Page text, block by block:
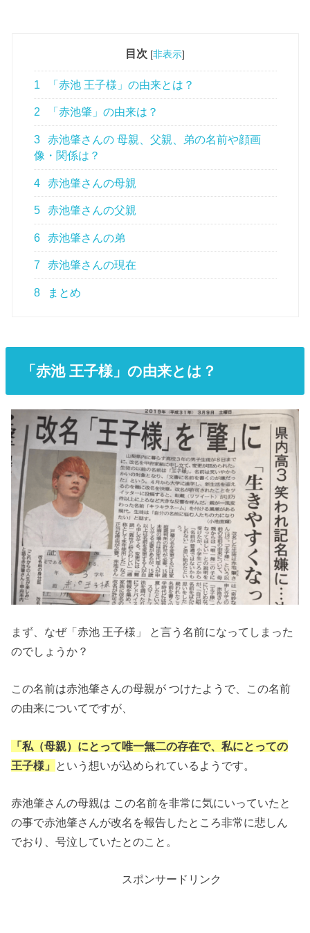
目次 [非表示]
1 「赤池 王子様」の由来とは？
2 「赤池肇」の由来は？
3
赤池肇さんの 母親、父親、弟の名前や顔画
像・関係は？
4 赤池肇さんの母親
5 赤池肇さんの父親
6 赤池肇さんの弟
7 赤池肇さんの現在
8 まとめ
「赤池 王子様」の由来とは？
まず、なぜ「赤池 王子様」 と言う名前になってしまった
のでしょうか？
この名前は赤池肇さんの母親が つけたようで、この名前
の由来についてですが、
「私（母親）にとって唯一無二の存在で、私にとっての
王子様」 という想いが込められているようです。
赤池肇さんの母親は この名前を非常に気にいっていたと
の事で赤池肇さんが改名を報告したところ非常に悲しん
でおり、号泣していたとのこと。
スポンサードリンク